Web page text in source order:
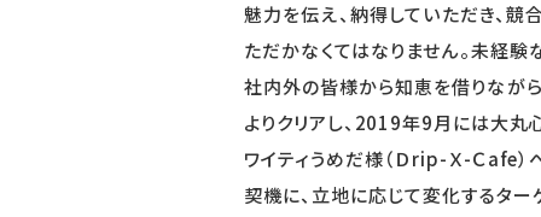
魅力を伝え、納得していただき、
ただかなくてはなりません。未経験
社内外の皆様から知恵を借りなが
よりクリアし、2019年9月には大丸
ワイティうめだ様（Ｄrip-Ｘ-Ｃafe）
契機に、立地に応じて変化するタ